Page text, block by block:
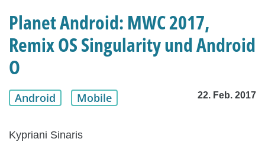
Planet Android: MWC 2017,
Remix OS Singularity und Android
O
Android Mobile 22. Feb. 2017
Kypriani Sinaris